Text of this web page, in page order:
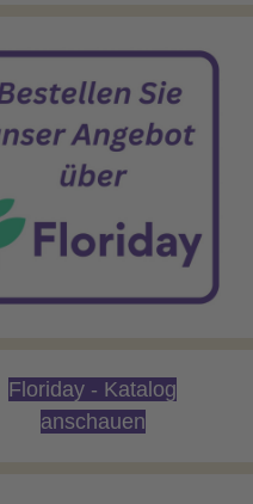
Floriday - Katalog
anschauen